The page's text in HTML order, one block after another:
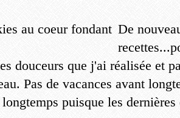
De
douceurs que j'ai réalisée et
Pas de vacances avant
puisque les dernières